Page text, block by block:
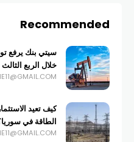
Recommended
خلال الربع الثالث
كيف تعيد
الطاقة في